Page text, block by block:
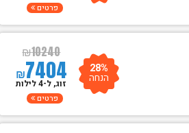
פרטים
₪10240
₪7404 28%
הנחה זוג, ל-4 לילות
פרטים